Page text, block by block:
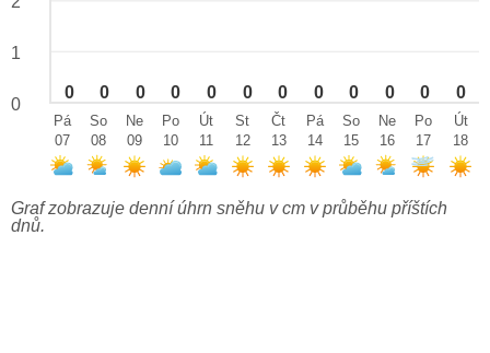
0 0 0 0 0 0 0 0 0 0 0 0
1
0
Pá
07
So
08
Ne
09
Po
10
Út
11
St
12
Čt
13
Pá
14
So
15
Ne
16
Po
17
Út
18
Graf zobrazuje denní úhrn sněhu v cm v průběhu příštích
dnů.